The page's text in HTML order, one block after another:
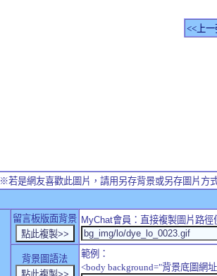
<<上一
※若是網友喜歡此圖片，請用另存背景或另存圖片方
留言板版面背景 MyChat會員：直接複製圖片路
背景圖語法
範例：
<body background="背景底圖網